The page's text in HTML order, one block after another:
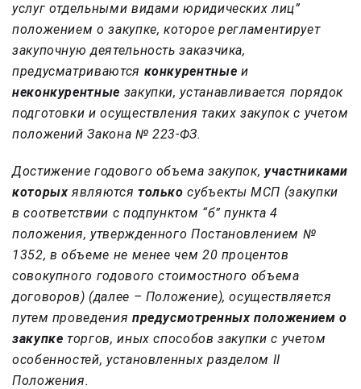
услуг отдельными видами юридических лиц”
положением о закупке, которое регламентирует
закупочную деятельность заказчика,
предусматриваются конкурентные и
неконкурентные закупки, устанавливается порядок
подготовки и осуществления таких закупок с учетом
положений Закона № 223-ФЗ.
Достижение годового объема закупок,участниками
которых являются только субъекты МСП (закупки
в соответствии с подпунктом “б” пункта 4
положения, утвержденного Постановлением №
1352, в объеме не менее чем 20 процентов
совокупного годового стоимостного объема
договоров) (далее – Положение), осуществляется
путем проведения предусмотренных положением о
закупке торгов, иных способов закупки с учетом
особенностей, установленных разделом II
Положения.